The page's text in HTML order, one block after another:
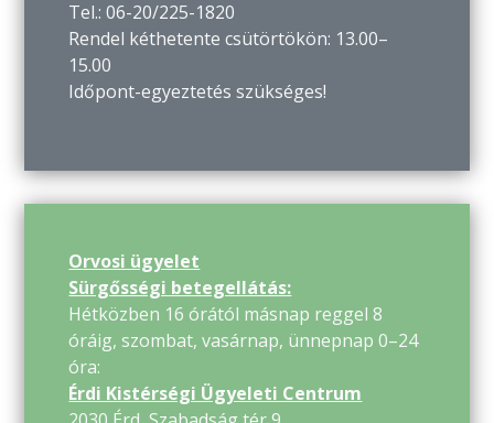
Tel.: 06-20/225-1820
Rendel kéthetente csütörtökön: 13.00–
15.00
Időpont-egyeztetés szükséges!
Orvosi ügyelet
Sürgősségi betegellátás:
Hétközben 16 órától másnap reggel 8
óráig, szombat, vasárnap, ünnepnap 0–24
óra:
Érdi Kistérségi Ügyeleti Centrum